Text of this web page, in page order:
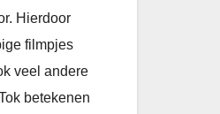
Hierdoor
filmpjes
veel andere
betekenen